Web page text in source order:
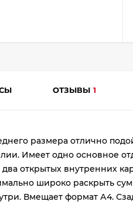
ОТЗЫВЫ 1
размера отлично
Имеет одно основное
открытых внутренних
широко раскрыть
Вмещает формат А4.